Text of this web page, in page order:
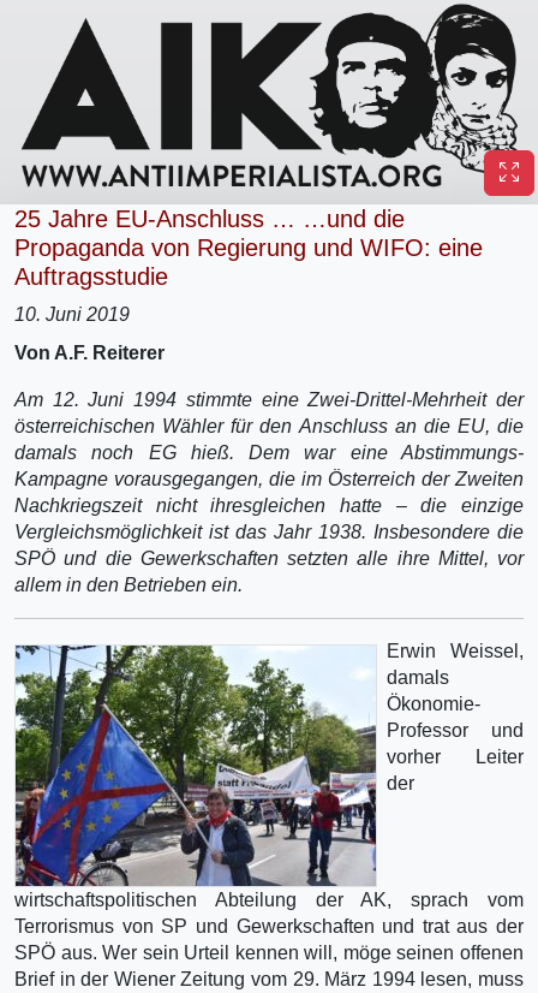
25 Jahre EU-Anschluss … …und die
Propaganda von Regierung und WIFO: eine
Auftragsstudie
10. Juni 2019
Von A.F. Reiterer
Am 12. Juni 1994 stimmte eine Zwei-Drittel-Mehrheit der
österreichischen Wähler für den Anschluss an die EU, die
damals noch EG hieß. Dem war eine Abstimmungs-
Kampagne vorausgegangen, die im Österreich der Zweiten
Nachkriegszeit nicht ihresgleichen hatte – die einzige
Vergleichsmöglichkeit ist das Jahr 1938. Insbesondere die
SPÖ und die Gewerkschaften setzten alle ihre Mittel, vor
allem in den Betrieben ein.
Erwin Weissel,
damals
Ökonomie-
Professor und
vorher Leiter
der
wirtschaftspolitischen Abteilung der AK, sprach vom
Terrorismus von SP und Gewerkschaften und trat aus der
SPÖ aus. Wer sein Urteil kennen will, möge seinen offenen
Brief in der Wiener Zeitung vom 29. März 1994 lesen, muss